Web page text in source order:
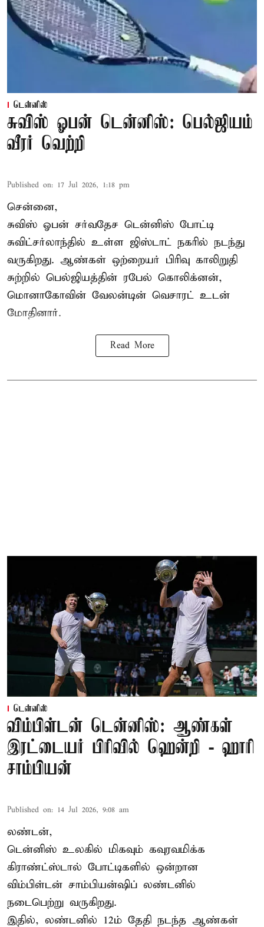
டென்னிஸ்
சுவிஸ் ஓபன் டென்னிஸ்: பெல்ஜியம்
வீரர் வெற்றி
Published on: 17 Jul 2026, 1:18 pm
சென்னை,
சுவிஸ் ஓபன் சர்வதேச டென்னிஸ் போட்டி
சுவிட்சர்லாந்தில் உள்ள ஜிஸ்டாட் நகரில் நடந்து
வருகிறது. ஆண்கள் ஒற்றையர் பிரிவு காலிறுதி
சுற்றில் பெல்ஜியத்தின் ரபேல் கொலிக்னன்,
மொனாகோவின் வேலன்டின் வெசாரட் உடன்
மோதினார்.
Read More
டென்னிஸ்
விம்பிள்டன் டென்னிஸ்: ஆண்கள்
இரட்டையர் பிரிவில் ஹென்றி - ஹாரி
சாம்பியன்
Published on: 14 Jul 2026, 9:08 am
லண்டன்,
டென்னிஸ் உலகில் மிகவும் கவுரவமிக்க
கிராண்ட்ஸ்டால் போட்டிகளில் ஒன்றான
விம்பிள்டன் சாம்பியன்ஷிப் லண்டனில்
நடைபெற்று வருகிறது.
இதில், லண்டனில் 12ம் தேதி நடந்த ஆண்கள்